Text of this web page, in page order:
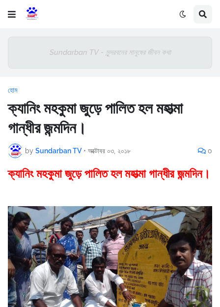
Sundarban TV - সুন্দরবনের মানুষের জীবন কথা
হোম
ক্যানিং মহকুমা জুড়ে পালিত হল মহাত্মা
গান্ধীর জন্মদিন।
by Sundarban TV • অক্টোবর ০৩, ২০১৮ 0
ক্যানিং মহকুমা জুড়ে পালিত হল মহাত্মা গান্ধীর জন্মদিন।